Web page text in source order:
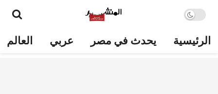
الرئيسية يحدث في مصر عربي العالم